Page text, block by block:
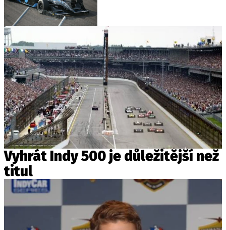
Vyhrát Indy 500 je důležitější než
titul